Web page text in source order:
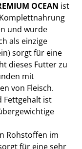
OCEAN ist
und wurde
als einzige
sorgt für eine
dieses Futter zu
mit
von Fleisch.
Fettgehalt ist
Rohstoffen im
für eine sehr